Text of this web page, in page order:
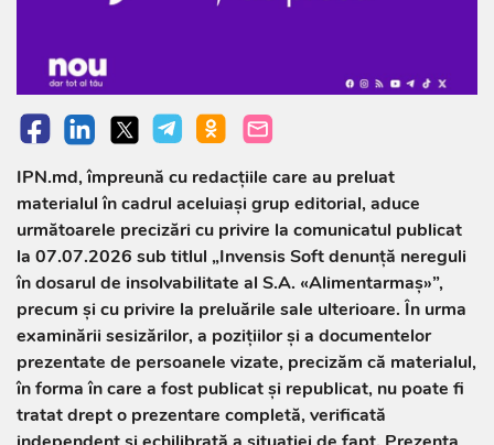
IPN.md, împreună cu redacțiile care au preluat
materialul în cadrul aceluiași grup editorial, aduce
următoarele precizări cu privire la comunicatul publicat
la 07.07.2026 sub titlul „Invensis Soft denunță nereguli
în dosarul de insolvabilitate al S.A. «Alimentarmaș»”,
precum și cu privire la preluările sale ulterioare. În urma
examinării sesizărilor, a pozițiilor și a documentelor
prezentate de persoanele vizate, precizăm că materialul,
în forma în care a fost publicat și republicat, nu poate fi
tratat drept o prezentare completă, verificată